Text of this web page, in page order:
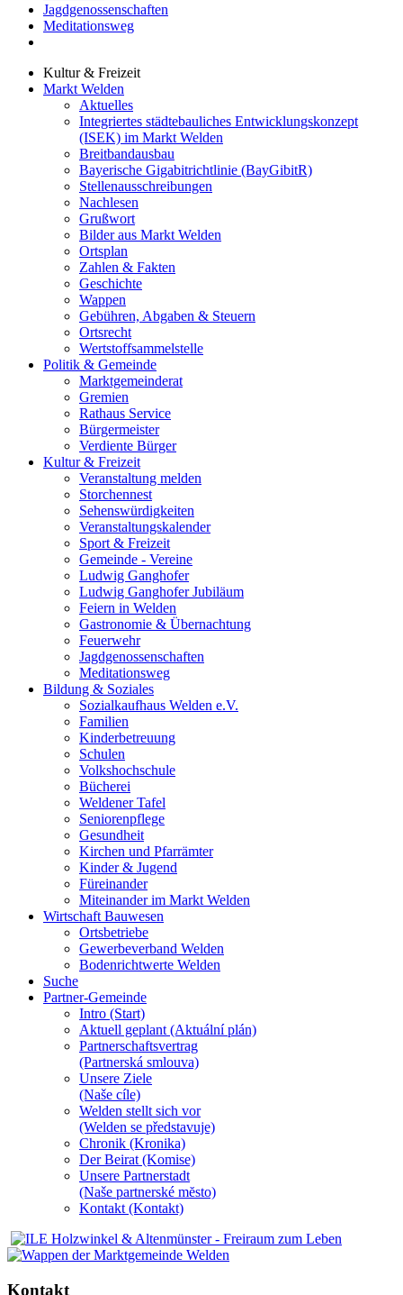
Jagdgenossenschaften
Meditationsweg
Kultur & Freizeit
Markt Welden
Aktuelles
Integriertes städtebauliches Entwicklungskonzept
(ISEK) im Markt Welden
Breitbandausbau
Bayerische Gigabitrichtlinie (BayGibitR)
Stellenausschreibungen
Nachlesen
Grußwort
Bilder aus Markt Welden
Ortsplan
Zahlen & Fakten
Geschichte
Wappen
Gebühren, Abgaben & Steuern
Ortsrecht
Wertstoffsammelstelle
Politik & Gemeinde
Marktgemeinderat
Gremien
Rathaus Service
Bürgermeister
Verdiente Bürger
Kultur & Freizeit
Veranstaltung melden
Storchennest
Sehenswürdigkeiten
Veranstaltungskalender
Sport & Freizeit
Gemeinde - Vereine
Ludwig Ganghofer
Ludwig Ganghofer Jubiläum
Feiern in Welden
Gastronomie & Übernachtung
Feuerwehr
Jagdgenossenschaften
Meditationsweg
Bildung & Soziales
Sozialkaufhaus Welden e.V.
Familien
Kinderbetreuung
Schulen
Volkshochschule
Bücherei
Weldener Tafel
Seniorenpflege
Gesundheit
Kirchen und Pfarrämter
Kinder & Jugend
Füreinander
Miteinander im Markt Welden
Wirtschaft Bauwesen
Ortsbetriebe
Gewerbeverband Welden
Bodenrichtwerte Welden
Suche
Partner-Gemeinde
Intro (Start)
Aktuell geplant (Aktuální plán)
Partnerschaftsvertrag
(Partnerská smlouva)
Unsere Ziele
(Naše cíle)
Welden stellt sich vor
(Welden se představuje)
Chronik (Kronika)
Der Beirat (Komise)
Unsere Partnerstadt
(Naše partnerské mĕsto)
Kontakt (Kontakt)
Kontakt